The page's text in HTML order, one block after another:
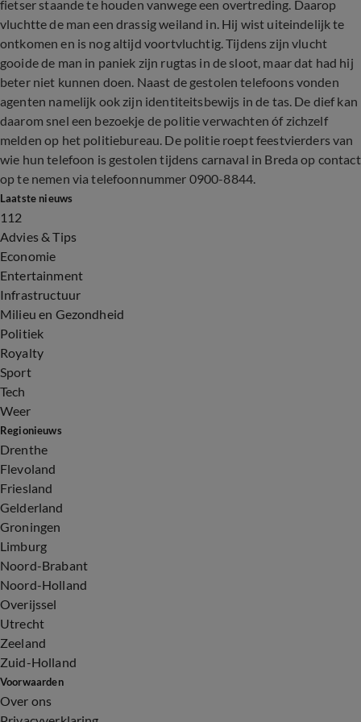
fietser staande te houden vanwege een overtreding. Daarop
vluchtte de man een drassig weiland in. Hij wist uiteindelijk te
ontkomen en is nog altijd voortvluchtig. Tijdens zijn vlucht
gooide de man in paniek zijn rugtas in de sloot, maar dat had hij
beter niet kunnen doen. Naast de gestolen telefoons vonden
agenten namelijk ook zijn identiteitsbewijs in de tas. De dief kan
daarom snel een bezoekje de politie verwachten óf zichzelf
melden op het politiebureau. De politie roept feestvierders van
wie hun telefoon is gestolen tijdens carnaval in Breda op contact
op te nemen via telefoonnummer 0900-8844.
Laatste nieuws
112
Advies & Tips
Economie
Entertainment
Infrastructuur
Milieu en Gezondheid
Politiek
Royalty
Sport
Tech
Weer
Regionieuws
Drenthe
Flevoland
Friesland
Gelderland
Groningen
Limburg
Noord-Brabant
Noord-Holland
Overijssel
Utrecht
Zeeland
Zuid-Holland
Voorwaarden
Over ons